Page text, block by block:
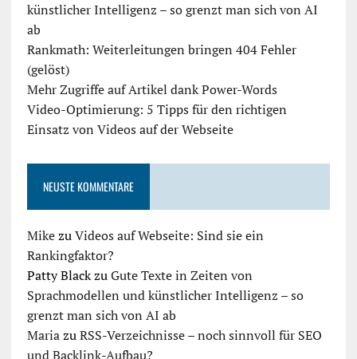
künstlicher Intelligenz – so grenzt man sich von AI
ab
Rankmath: Weiterleitungen bringen 404 Fehler
(gelöst)
Mehr Zugriffe auf Artikel dank Power-Words
Video-Optimierung: 5 Tipps für den richtigen
Einsatz von Videos auf der Webseite
NEUSTE KOMMENTARE
MikezuVideos auf Webseite: Sind sie ein
Rankingfaktor?
Patty BlackzuGute Texte in Zeiten von
Sprachmodellen und künstlicher Intelligenz – so
grenzt man sich von AI ab
MariazuRSS-Verzeichnisse – noch sinnvoll für SEO
und Backlink-Aufbau?